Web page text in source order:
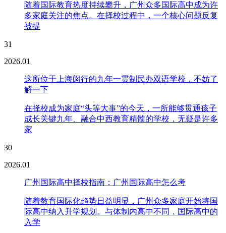
随着国际教育热度持续攀升，广州众多国际高中成为许
多家庭关注的焦点。在择校过程中，一个核心问题反复
被提
31
2026.01
这所位于上海闵行的九年一贯制民办双语学校，不妨了
解一下
在择校成为家庭“头等大事”的今天，一所能够贯通孩子
成长关键九年、融合中西教育精髓的学校，无疑是许多
家
30
2026.01
广州国际高中择校指南：广州国际高中怎么考
随着教育国际化趋势日益明显，广州众多家庭开始将国
际高中纳入升学规划。与体制内高中不同，国际高中的
入学